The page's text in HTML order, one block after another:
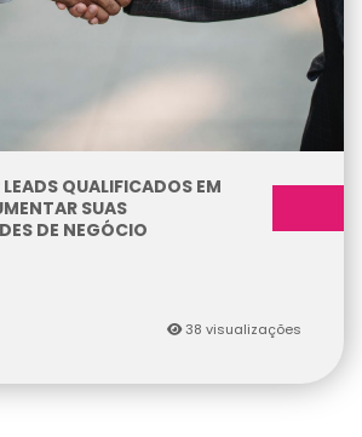
QUALIFICADOS EM
SUAS
DE NEGÓCIO
38 visualizações